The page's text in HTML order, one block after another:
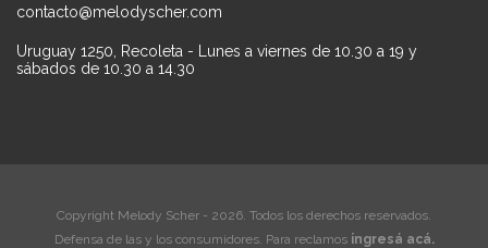
contacto@melodyscher.com
Uruguay 1250, Recoleta - Lunes a viernes de 10.30 a 19 y
sábados de 10.30 a 14.30
Copyright Melody Scher - 2026. Todos los derechos reservados.
Defensa de las y los consumidores. Para reclamos ingresá acá.